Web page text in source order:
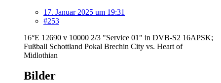
17. Januar 2025 um 19:31
#253
16°E 12690 v 10000 2/3 "Service 01" in DVB-S2 16APSK;
Fußball Schottland Pokal Brechin City vs. Heart of
Midlothian
Bilder